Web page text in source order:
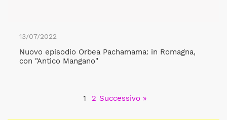
13/07/2022
Nuovo episodio Orbea Pachamama: in Romagna,
con "Antico Mangano"
1 2 Successivo »